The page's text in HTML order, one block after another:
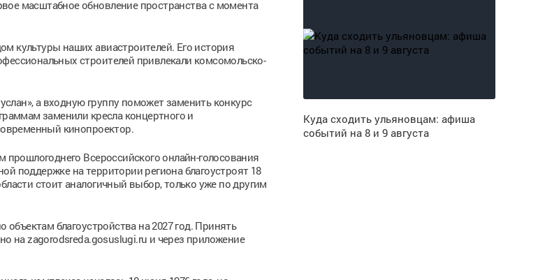
масштабное обновление пространства с момента
культуры наших авиастроителей. Его история
строителей привлекали комсомольско-
а входную группу поможет заменить конкурс
заменили кресла концертного и
кинопроектор.
Всероссийского онлайн-голосования
поддержке на территории региона благоустроят 18
стоит аналогичный выбор, только уже по другим
благоустройства на 2027 год. Принять
на zagorodsreda.gosuslugi.ru и через приложение
Куда сходить ульяновцам: афиша
событий на 8 и 9 августа